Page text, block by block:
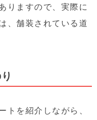
りますので、実際に
、舗装されている道
を紹介しながら、